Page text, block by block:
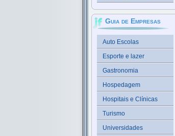
Guia de Empresas
Auto Escolas
Esporte e lazer
Gastronomia
Hospedagem
Hospitais e Clínicas
Turismo
Universidades